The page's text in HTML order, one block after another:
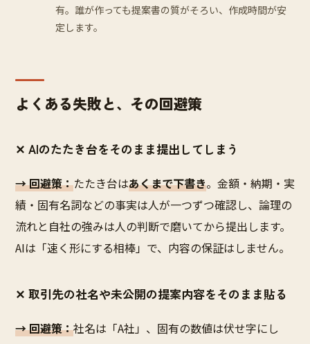
有。誰が作っても提案書の質がそろい、作成時間が安
定します。
よくある失敗と、その回避策
✕ AIのたたき台をそのまま提出してしまう
→ 回避策：たたき台はあくまで下書き。金額・納期・実
績・固有名詞などの事実は人が一つずつ確認し、論理の
流れと自社の強みは人の判断で磨いてから提出します。
AIは「速く形にする相棒」で、内容の保証はしません。
✕ 取引先の社名や未公開の提案内容をそのまま貼る
→ 回避策：社名は「A社」、固有の数値は伏せ字にし